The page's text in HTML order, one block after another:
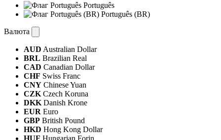
Português
Português (BR)
Валюта
AUD Australian Dollar
BRL Brazilian Real
CAD Canadian Dollar
CHF Swiss Franc
CNY Chinese Yuan
CZK Czech Koruna
DKK Danish Krone
EUR Euro
GBP British Pound
HKD Hong Kong Dollar
HUF Hungarian Forin